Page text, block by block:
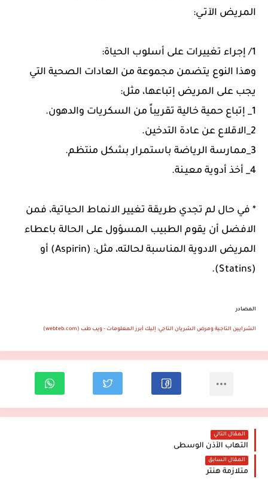
المريض الآتـي:
1/ إجراء تغييرات على أسلوب الحياة:
وهذا النوع يتضمن مجموعة من العادات الصحية التي
يجب على المريض إتباعها، مثل:
1_ إتباع حمية خالية تقريباً من السكريات والدهون.
2_الاقلاع عن عادة التدخين.
3_ممارسة الرياضة باستمرار بشكل منتظم.
4_ أخذ أدوية معيـنة.
* في حال لم تجدي طريقة تغيير الانماط الحياتية، فمن
الافضل أن يقوم الطبيب المسؤول على الحالة باعطاء
المريض الادوية المناسبة لحالته، مثل: (Aspirin) أو
(Statins).
المصادر
الشرايين التاجية ومرض الشريان التاجي: إليك أبرز المعلومات - ويب طب (webteb.com)
المقال التالي
التهاب الأذن الوسطى
المقال السابق
متلازمة هنتر